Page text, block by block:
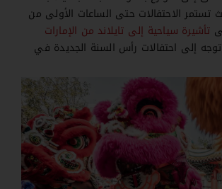
تستمر الاحتفالات حتى الساعات الأولى من
تأشيرة سياحية إلى تايلاند من الإمارات
إلى احتفالات رأس السنة الجديدة في